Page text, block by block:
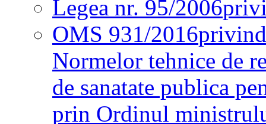
Legea nr. 95/2006
OMS 931/2016
Normelor tehnice de
de sanatate publica
prin Ordinul